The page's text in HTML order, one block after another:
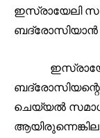
32,111
Followers
ഇസ്രായേലി
ചെയ്യൽ